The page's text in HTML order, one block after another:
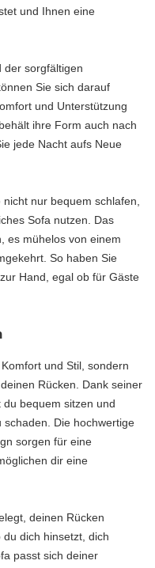
und Ihnen eine
der sorgfältigen
Sie sich darauf
und Unterstützung
ihre Form auch nach
jede Nacht aufs Neue
nur bequem schlafen,
Sofa nutzen. Das
es mühelos von einem
So haben Sie
Hand, egal ob für Gäste
und Stil, sondern
Rücken. Dank seiner
bequem sitzen und
Die hochwertige
sorgen für eine
dir eine
deinen Rücken
dich hinsetzt, dich
passt sich deiner